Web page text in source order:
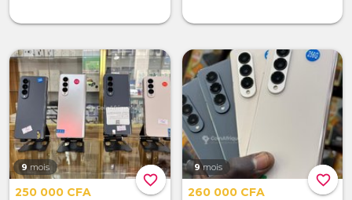
favorite_border
9 mois
250 000 CFA
favorite_border
9 mois
260 000 CFA